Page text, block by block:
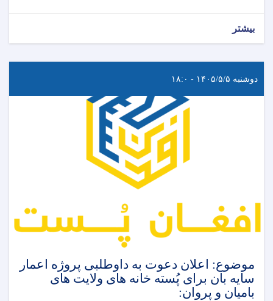
بیشتر
دوشنبه ۱۴۰۵/۵/۵ - ۱۸:۰
موضوع: اعلان دعوت به داوطلبی پروژه اعمار
سایه بان برای پُسته خانه های ولایت های
بامیان و پروان: